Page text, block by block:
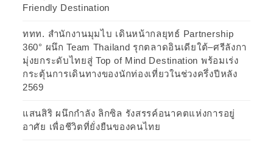
Friendly Destination
ททท. สำนักงานมุมไบ เดินหน้ากลยุทธ์ Partnership
360° ผนึก Team Thailand รุกตลาดอินเดียใต้–ศรีลังกา
มุ่งยกระดับไทยสู่ Top of Mind Destination พร้อมเร่ง
กระตุ้นการเดินทางของนักท่องเที่ยวในช่วงครึ่งปีหลัง
2569
แสนสิริ ผนึกกำลัง ลิกซิล รังสรรค์อนาคตแห่งการอยู่
อาศัย เพื่อชีวิตที่ยั่งยืนของคนไทย